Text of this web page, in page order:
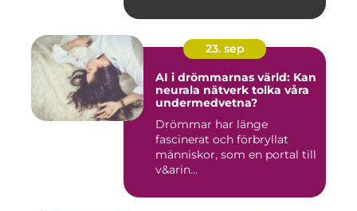
23. sep
AI i drömmarnas värld: Kan
neurala nätverk tolka våra
undermedvetna?
Drömmar har länge
fascinerat och förbryllat
människor, som en portal till
v&arin...